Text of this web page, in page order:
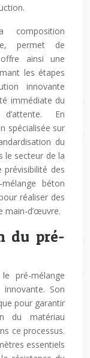
permet de
ainsi une
les étapes
innovante
immédiate du
En
spécialisée sur
du
le secteur de la
des
béton
réaliser des
main-d’œuvre.
du pré-
pré-mélange
Son
pour garantir
du matériau
ce processus.
essentiels